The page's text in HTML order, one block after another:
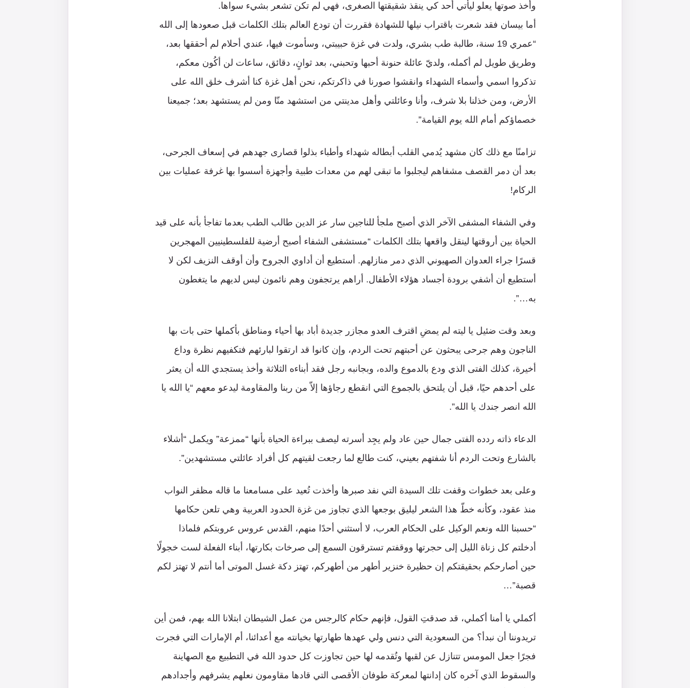
وأخذ صوتها يعلو ليأتي أحد كي ينقذ شقيقتها الصغرى، فهي لم تكن تشعر بشيء سواها.
أما بيسان فقد شعرت باقتراب نيلها للشهادة فقررت أن تودع العالم بتلك الكلمات قبل صعودها إلى الله
“عمري 19 سنة، طالبة طب بشري، ولدت في غزة حبيبتي، وسأموت فيها، عندي أحلام لم أحققها بعد،
وطريق طويل لم أكمله، ولديّ عائلة حنونة أحبها وتحبني، بعد ثوانٍ، دقائق، ساعات لن أكُون معكم،
تذكروا اسمي وأسماء الشهداء وانقشوا صورنا في ذاكرتكم، نحن أهل غزة كنا أشرف خلق الله على
الأرض، ومن خذلنا بلا شرف، وأنا وعائلتي وأهل مدينتي من استشهد منّا ومن لم يستشهد بعد؛ جميعنا
خصماؤكم أمام الله يوم القيامة”.
تزامنًا مع ذلك كان مشهد يُدمي القلب أبطاله شهداء وأطباء بذلوا قصارى جهدهم في إسعاف الجرحى،
بعد أن دمر القصف مشفاهم ليجلبوا ما تبقى لهم من معدات طبية وأجهزة أسسوا بها غرفة عمليات بين
الركام!
وفي الشفاء المشفى الآخر الذي أصبح ملجأ للناجين سار عز الدين طالب الطب بعدما تفاجأ بأنه على قيد
الحياة بين أروقتها لينقل واقعها بتلك الكلمات “مستشفى الشفاء أصبح أرضية للفلسطينيين المهجرين
قسرًا جراء العدوان الصهيوني الذي دمر منازلهم. أستطيع أن أداوي الجروح وأن أوقف النزيف لكن لا
أستطيع أن أشفي برودة أجساد هؤلاء الأطفال. أراهم يرتجفون وهم نائمون ليس لديهم ما يتغطون
به…”.
وبعد وقت ضئيل يا ليته لم يمضِ اقترف العدو مجازر جديدة أباد بها أحياء ومناطق بأكملها حتى بات بها
الناجون وهم جرحى يبحثون عن أحبتهم تحت الردم، وإن كانوا قد ارتقوا لبارئهم فتكفيهم نظرة وداع
أخيرة، كذلك الفتى الذي ودع بالدموع والده، وبجانبه رجل فقد أبناءه الثلاثة وأخذ يستجدي الله أن يعثر
على أحدهم حيًا، قبل أن يلتحق بالجموع التي انقطع رجاؤها إلاّ من ربنا والمقاومة ليدعو معهم “يا الله يا
الله انصر جندك يا الله”.
الدعاء ذاته ردده الفتى جمال حين عاد ولم يجِد أسرته ليصف ببراءة الحياة بأنها “ممزعة” ويكمل “أشلاء
بالشارع وتحت الردم أنا شفتهم بعيني، كنت طالع لما رجعت لقيتهم كل أفراد عائلتي مستشهدين”.
وعلى بعد خطوات وقفت تلك السيدة التي نفد صبرها وأخذت تُعيد على مسامعنا ما قاله مظفر النواب
منذ عقود، وكأنه خطّ هذا الشعر ليليق بوجعها الذي تجاوز من غزة الحدود العربية وهي تلعن حكامها
“حسبنا الله ونعم الوكيل على الحكام العرب، لا أستثني أحدًا منهم، القدس عروس عروبتكم فلماذا
أدخلتم كل زناة الليل إلى حجرتها ووقفتم تسترقون السمع إلى صرخات بكارتها، أبناء الفعلة لست خجولًا
حين أصارحكم بحقيقتكم إن حظيرة خنزير أطهر من أطهركم، تهتز دكة غسل الموتى أما أنتم لا تهتز لكم
قصبة”…
أكملي يا أمنا أكملي، قد صدقتِ القول، فإنهم حكام كالرجس من عمل الشيطان ابتلانا الله بهم، فمن أين
تريدوننا أن نبدأ؟ من السعودية التي دنس ولي عهدها طهارتها بخيانته مع أعدائنا، أم الإمارات التي فجرت
فجرًا جعل المومس تتنازل عن لقبها وتُقدمه لها حين تجاوزت كل حدود الله في التطبيع مع الصهاينة
والسقوط الذي آخره كان إدانتها لمعركة طوفان الأقصى التي قادها مقاومون نعلهم يشرفهم وأجدادهم